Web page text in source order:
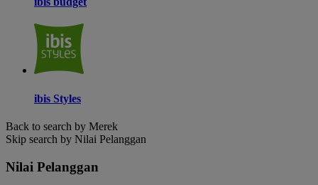
ibis Styles
Back to search by Merek
Skip search by Nilai Pelanggan
Nilai Pelanggan